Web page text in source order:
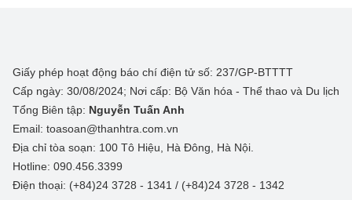
Giấy phép hoạt động báo chí điện tử số: 237/GP-BTTTT
Cấp ngày: 30/08/2024; Nơi cấp: Bộ Văn hóa - Thể thao và Du lịch
Tổng Biên tập: Nguyễn Tuấn Anh
Email: toasoan@thanhtra.com.vn
Địa chỉ tòa soạn: 100 Tô Hiệu, Hà Đông, Hà Nội.
Hotline: 090.456.3399
Điện thoại: (+84)24 3728 - 1341 / (+84)24 3728 - 1342